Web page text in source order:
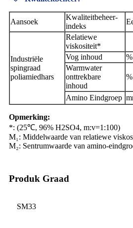
Aansoek
Kwaliteitbeheer-
indeks
Industriële
spingraad
poliamiedhars
Relatiewe
viskositeit*
Vog inhoud
%
Warmwater
onttrekbare
inhoud
%
Amino Eindgroep
Opmerking:
*: (25℃, 96% H2SO4, m:v=1:100)
M₁: Middelwaarde van relatiewe
M₂: Sentrumwaarde van amino-
Produk Graad
SM33